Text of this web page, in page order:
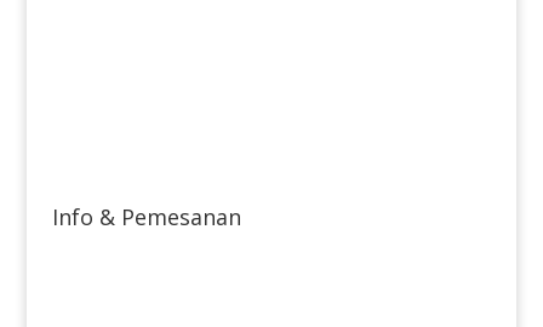
Info & Pemesanan